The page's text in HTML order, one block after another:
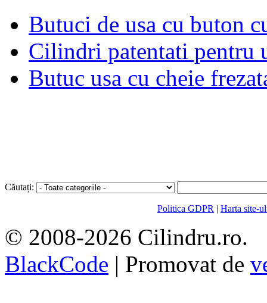
Butuci de usa cu buton
Cilindri patentati pentru
Butuc usa cu cheie
Căutați:
Politica GDPR | Harta site-
© 2008-2026 Cilindru.ro.
BlackCode | Promovat de